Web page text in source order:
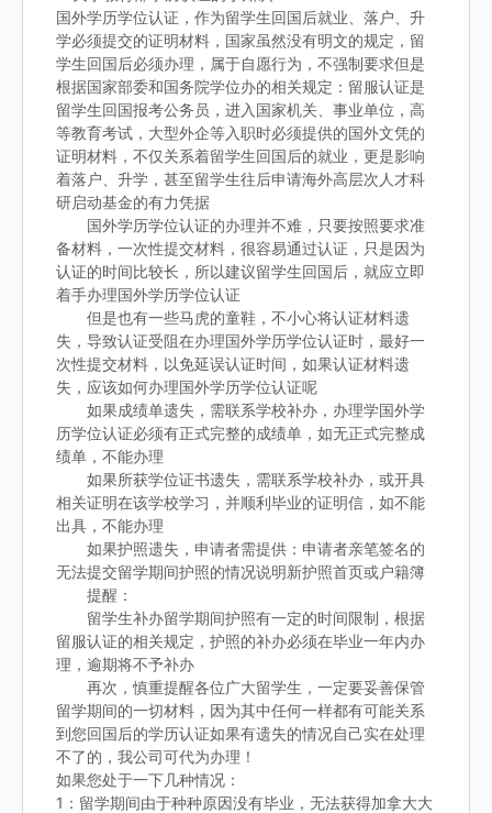
国外学历学位认证，作为留学生回国后就业、落户、升
学必须提交的证明材料，国家虽然没有明文的规定，留
学生回国后必须办理，属于自愿行为，不强制要求但是
根据国家部委和国务院学位办的相关规定：留服认证是
留学生回国报考公务员，进入国家机关、事业单位，高
等教育考试，大型外企等入职时必须提供的国外文凭的
证明材料，不仅关系着留学生回国后的就业，更是影响
着落户、升学，甚至留学生往后申请海外高层次人才科
研启动基金的有力凭据
国外学历学位认证的办理并不难，只要按照要求准
备材料，一次性提交材料，很容易通过认证，只是因为
认证的时间比较长，所以建议留学生回国后，就应立即
着手办理国外学历学位认证
但是也有一些马虎的童鞋，不小心将认证材料遗
失，导致认证受阻在办理国外学历学位认证时，最好一
次性提交材料，以免延误认证时间，如果认证材料遗
失，应该如何办理国外学历学位认证呢
如果成绩单遗失，需联系学校补办，办理学国外学
历学位认证必须有正式完整的成绩单，如无正式完整成
绩单，不能办理
如果所获学位证书遗失，需联系学校补办，或开具
相关证明在该学校学习，并顺利毕业的证明信，如不能
出具，不能办理
如果护照遗失，申请者需提供：申请者亲笔签名的
无法提交留学期间护照的情况说明新护照首页或户籍簿
提醒：
留学生补办留学期间护照有一定的时间限制，根据
留服认证的相关规定，护照的补办必须在毕业一年内办
理，逾期将不予补办
再次，慎重提醒各位广大留学生，一定要妥善保管
留学期间的一切材料，因为其中任何一样都有可能关系
到您回国后的学历认证如果有遗失的情况自己实在处理
不了的，我公司可代为办理！
如果您处于一下几种情况：
1：留学期间由于种种原因没有毕业，无法获得加拿大大